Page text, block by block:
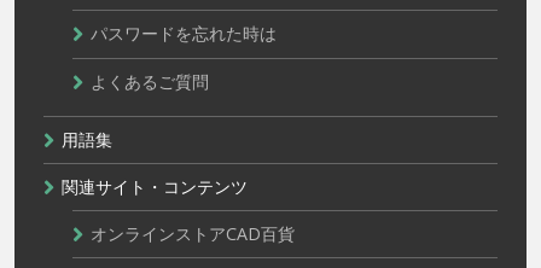
パスワードを忘れた時は
よくあるご質問
用語集
関連サイト・コンテンツ
オンラインストアCAD百貨